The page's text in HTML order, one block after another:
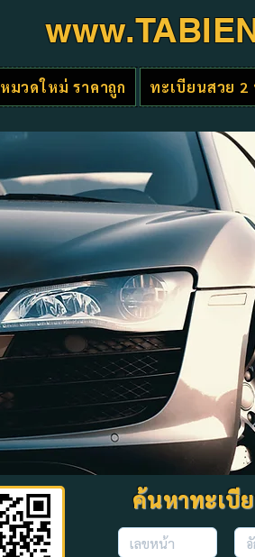
หมวดใหม่ ราคาถูก ทะเบียนสวย 2
ค้นหาทะเบี